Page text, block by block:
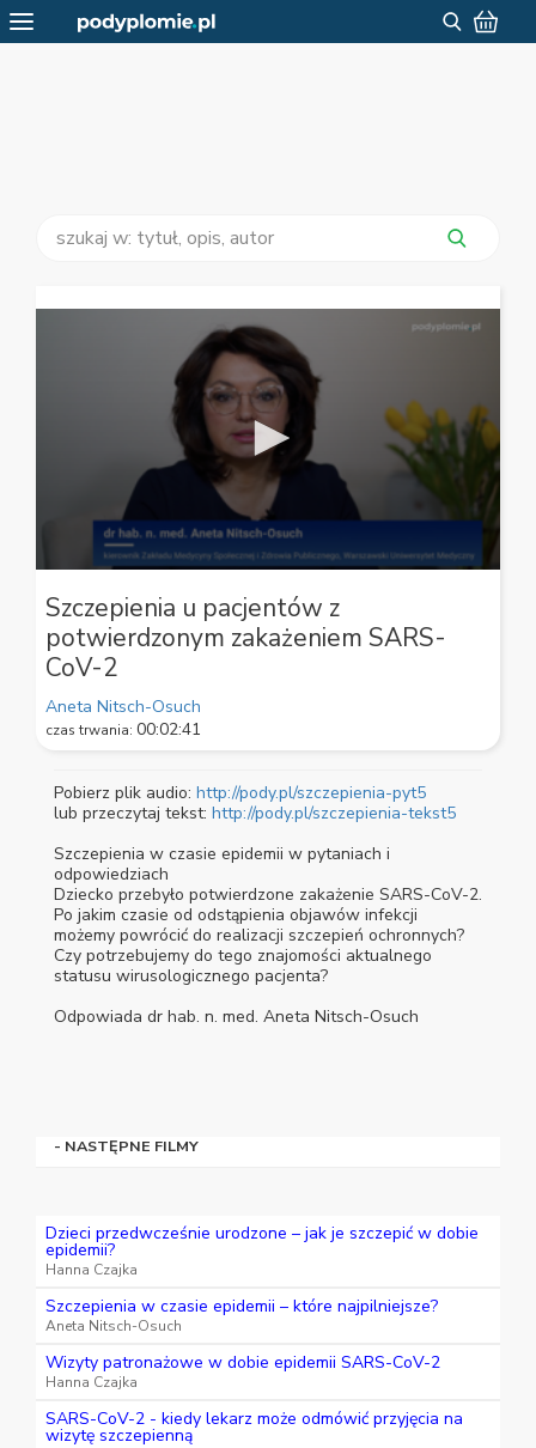
seconds
of
minutes,
41
Szczepienia u pacjentów z
potwierdzonym zakażeniem SARS-
CoV-2
Aneta Nitsch-Osuch
czas trwania: 00:02:41
Pobierz plik audio: http://pody.pl/szczepienia-pyt5
lub przeczytaj tekst: http://pody.pl/szczepienia-tekst5
Szczepienia w czasie epidemii w pytaniach i
odpowiedziach
Dziecko przebyło potwierdzone zakażenie SARS-CoV-2.
Po jakim czasie od odstąpienia objawów infekcji
możemy powrócić do realizacji szczepień ochronnych?
Czy potrzebujemy do tego znajomości aktualnego
statusu wirusologicznego pacjenta?
Odpowiada dr hab. n. med. Aneta Nitsch-Osuch
- NASTĘPNE FILMY
Dzieci przedwcześnie urodzone – jak je szczepić w dobie
epidemii?
Hanna Czajka
Szczepienia w czasie epidemii – które najpilniejsze?
Aneta Nitsch-Osuch
Wizyty patronażowe w dobie epidemii SARS-CoV-2
Hanna Czajka
SARS-CoV-2 - kiedy lekarz może odmówić przyjęcia na
wizytę szczepienną